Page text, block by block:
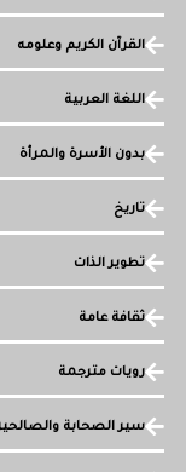
القرآن الكريم وعلومه
اللغة العربية
بدون الأسرة والمرأة
تاريخ
تطوير الذات
ثقافة عامة
رويات مترجمة
سير الصحابة